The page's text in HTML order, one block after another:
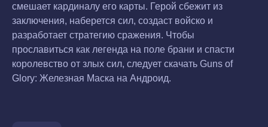
смешает кардиналу его карты. Герой сбежит из
заключения, наберется сил, создаст войско и
разработает стратегию сражения. Чтобы
прославиться как легенда на поле брани и спасти
королевство от злых сил, следует скачать Guns of
Glory: Железная Маска на Андроид.